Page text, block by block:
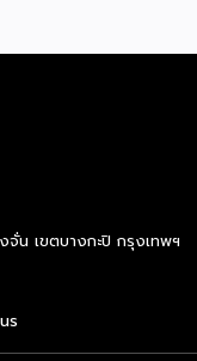
ขยายตลาด
น เขตบางกะปิ กรุงเทพฯ